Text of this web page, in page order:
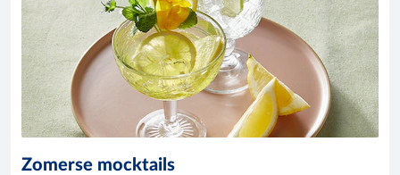
Zomerse mocktails